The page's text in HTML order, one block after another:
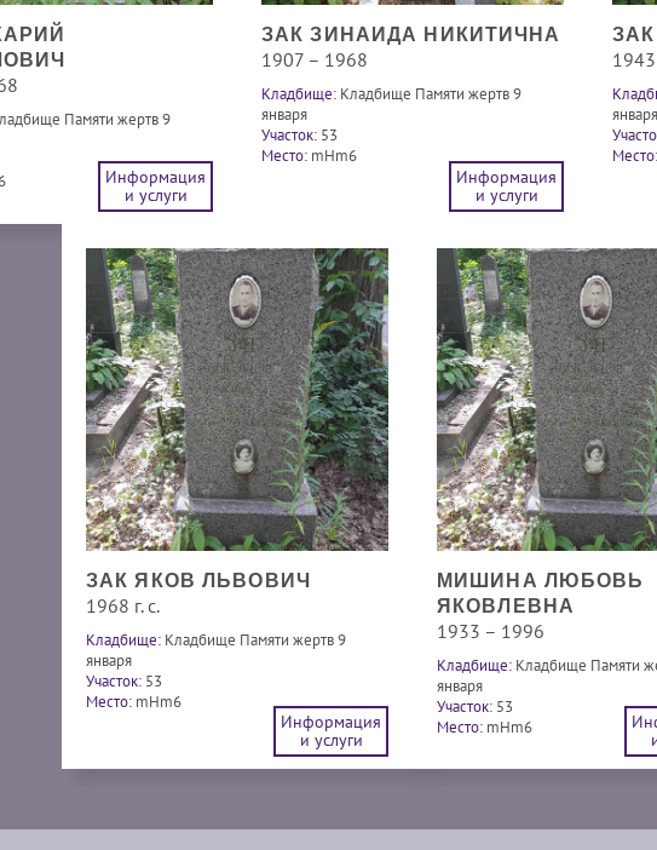
Памяти жертв 9
Информация
и услуги
ЗАК ЗИНАИДА НИКИТИЧНА
1907 – 1968
Кладбище: Кладбище Памяти жертв 9
января
Участок: 53
Место: mHm6
Информация
и услуги
января
Место:
ЗАК ЯКОВ ЛЬВОВИЧ
1968 г. с.
Кладбище: Кладбище Памяти жертв 9
января
Участок: 53
Место: mHm6
Информация
и услуги
МИШИНА ЛЮБОВЬ
ЯКОВЛЕВНА
1933 – 1996
Кладбище: Кладбище Памяти
января
Участок: 53
Место: mHm6